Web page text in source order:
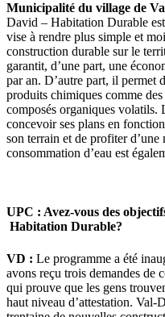
Municipalité du village de
David – Habitation Durable
vise à rendre plus simple et
construction durable sur le
garantit, d’une part, une
par an. D’autre part, il permet
produits chimiques comme
composés organiques volatils.
concevoir ses plans en
son terrain et de profiter
consommation d’eau est
UPC : Avez-vous des
Habitation Durable?
VD : Le programme a été
avons reçu trois demandes de
qui prouve que les gens
haut niveau d’attestation. Val-